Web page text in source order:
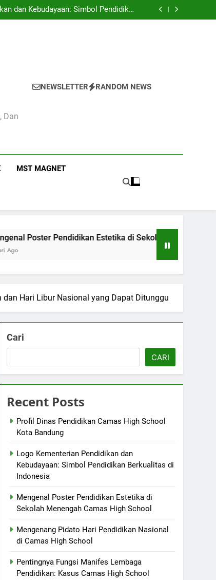
dan Kebudayaan: Simbol Pendidikan
Berkualitas di Indonesia
di Sekolah Menengah Camas High
dan Kebudayaan: Simbol Pendidikan
di Sekolah Menengah Camas High
Nasional di Camas High School
Dan
NEWSLETTER RANDOM NEWS
MST MAGNET
Pendidikan Estetika di Sekolah Menengah Camas High
Hari Libur Nasional yang Dapat Ditunggu
Cari
CARI
Recent Posts
Profil Dinas Pendidikan Camas High School
Kota Bandung
Logo Kementerian Pendidikan dan
Kebudayaan: Simbol Pendidikan Berkualitas di
Indonesia
Mengenal Poster Pendidikan Estetika di
Sekolah Menengah Camas High School
Mengenang Pidato Hari Pendidikan Nasional
di Camas High School
Pentingnya Fungsi Manifes Lembaga
Pendidikan: Kasus Camas High School